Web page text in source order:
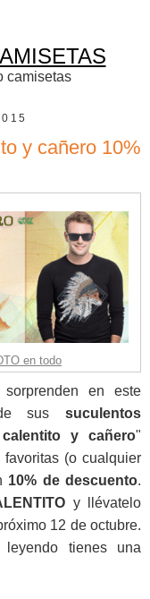
camisetas
y cañero 10%
en todo
en este
sus suculentos
y cañero"
favoritas (o cualquier
10% de descuento.
y llévatelo
12 de octubre.
tienes una